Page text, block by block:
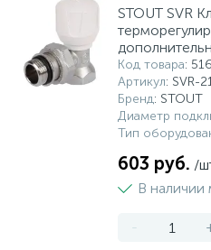
STOUT SVR
Код товара:
Артикул: SVR-
Бренд: STOUT
Диаметр
Тип
603 руб. /
В наличии
-